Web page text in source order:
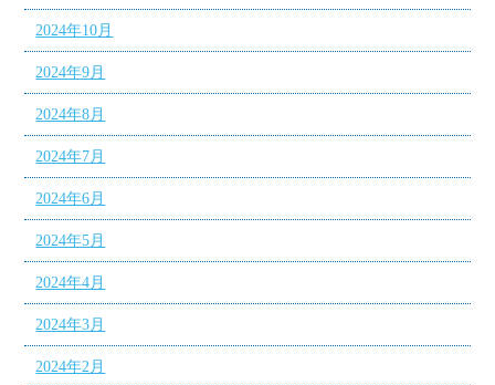
2024年10月
2024年9月
2024年8月
2024年7月
2024年6月
2024年5月
2024年4月
2024年3月
2024年2月